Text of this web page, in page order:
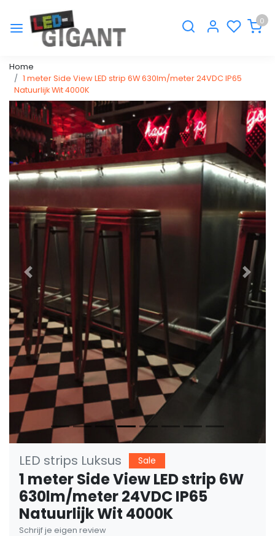
0
Home
1 meter Side View LED strip 6W 630lm/meter 24VDC IP65
Natuurlijk Wit 4000K
Vorige
LED strips Luksus Sale
1 meter Side View LED strip 6W
630lm/meter 24VDC IP65
Natuurlijk Wit 4000K
Schrijf je eigen review